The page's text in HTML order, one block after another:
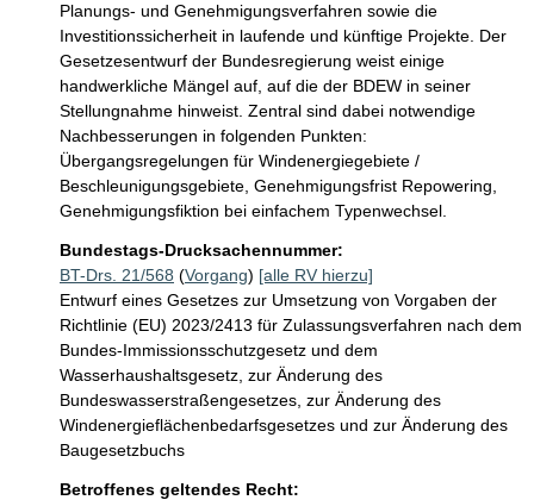
Planungs- und Genehmigungsverfahren sowie die
Investitionssicherheit in laufende und künftige Projekte. Der
Gesetzesentwurf der Bundesregierung weist einige
handwerkliche Mängel auf, auf die der BDEW in seiner
Stellungnahme hinweist. Zentral sind dabei notwendige
Nachbesserungen in folgenden Punkten:
Übergangsregelungen für Windenergiegebiete /
Beschleunigungsgebiete, Genehmigungsfrist Repowering,
Genehmigungsfiktion bei einfachem Typenwechsel.
Bundestags-Drucksachennummer:
BT-Drs. 21/568 (Vorgang) [alle RV hierzu]
Entwurf eines Gesetzes zur Umsetzung von Vorgaben der
Richtlinie (EU) 2023/2413 für Zulassungsverfahren nach dem
Bundes-Immissionsschutzgesetz und dem
Wasserhaushaltsgesetz, zur Änderung des
Bundeswasserstraßengesetzes, zur Änderung des
Windenergieflächenbedarfsgesetzes und zur Änderung des
Baugesetzbuchs
Betroffenes geltendes Recht: